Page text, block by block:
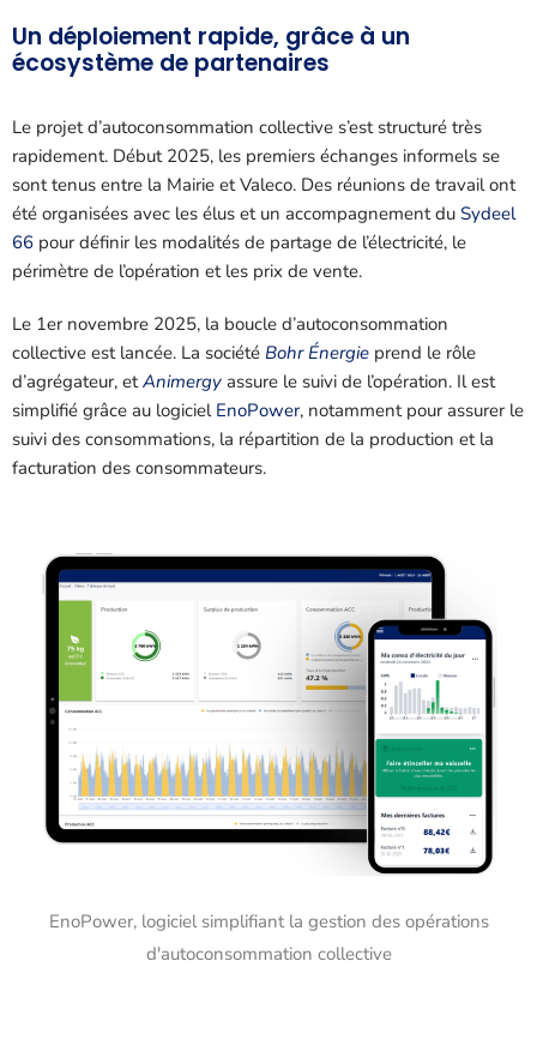
Un déploiement rapide, grâce à un
écosystème de partenaires
Le projet d’autoconsommation collective s’est structuré très
rapidement. Début 2025, les premiers échanges informels se
sont tenus entre la Mairie et Valeco. Des réunions de travail ont
été organisées avec les élus et un accompagnement du Sydeel
66 pour définir les modalités de partage de l’électricité, le
périmètre de l’opération et les prix de vente.
Le 1er novembre 2025, la boucle d’autoconsommation
collective est lancée. La société Bohr Énergie prend le rôle
d’agrégateur, etAnimergy assure le suivi de l’opération. Il est
simplifié grâce au logiciel EnoPower, notamment pour assurer le
suivi des consommations, la répartition de la production et la
facturation des consommateurs.
EnoPower, logiciel simplifiant la gestion des opérations
d'autoconsommation collective